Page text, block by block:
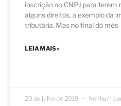
inscrição no CNPJ para terem
alguns direitos, a exemplo da
tributária. Mas no final do mês
LEIA MAIS »
20 de julho de 2019 Nenhum